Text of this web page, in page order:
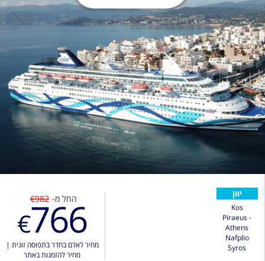
יוון
Kos
Piraeus -
Athens
Nafplio
Syros
החל מ- €982
€766
מחיר לאדם בחדר בתפוסה זוגית |
מחיר להזמנות באתר